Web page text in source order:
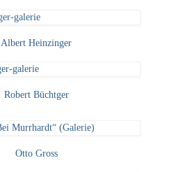
Farbe und Linie
(1900-1986) Maler und
Albert Heinzinger
Robert Büchtger
Otto Gross